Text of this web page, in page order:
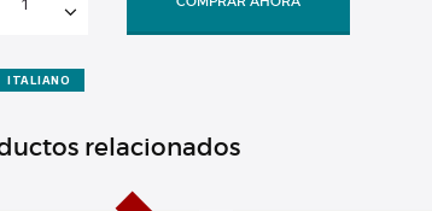
ITALIANO
relacionados